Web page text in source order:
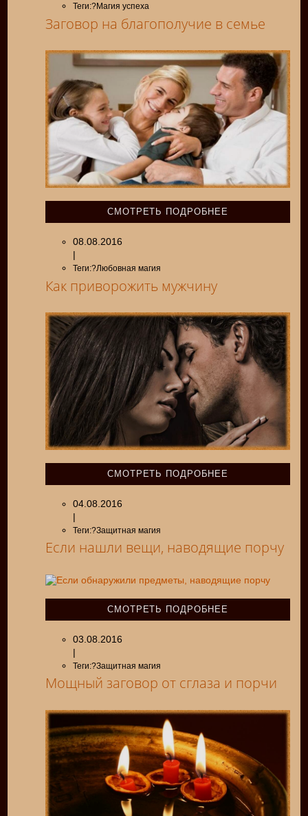
Теги:?Магия успеха
Заговор на благополучие в семье
СМОТРЕТЬ ПОДРОБНЕЕ
08.08.2016
|
Теги:?Любовная магия
Как приворожить мужчину
СМОТРЕТЬ ПОДРОБНЕЕ
04.08.2016
|
Теги:?Защитная магия
Если нашли вещи, наводящие порчу
СМОТРЕТЬ ПОДРОБНЕЕ
03.08.2016
|
Теги:?Защитная магия
Мощный заговор от сглаза и порчи